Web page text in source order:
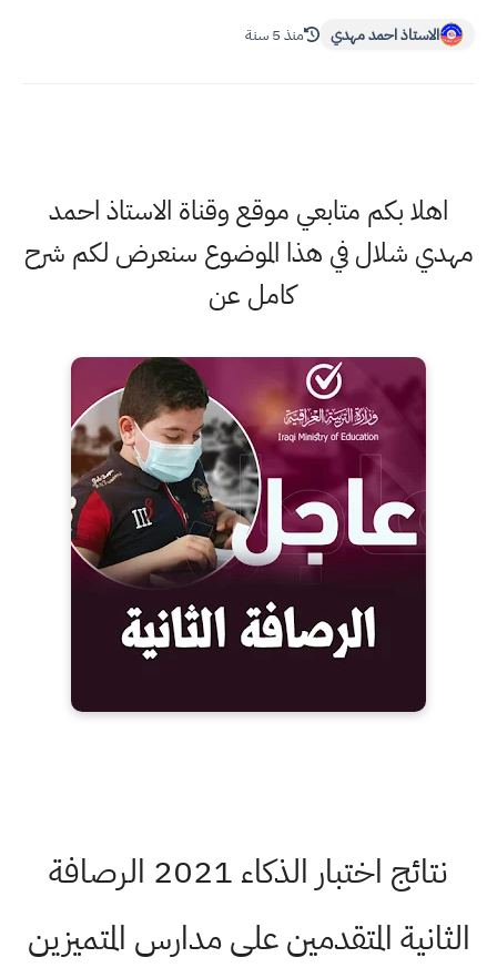
الاستاذ احمد مهدي منذ 5 سنة
اهلا بكم متابعي موقع وقناة الاستاذ احمد
مهدي شلال في هذا الموضوع سنعرض لكم شرح
كامل عن
نتائج اختبار الذكاء 2021 الرصافة
الثانية المتقدمين على مدارس المتميزين